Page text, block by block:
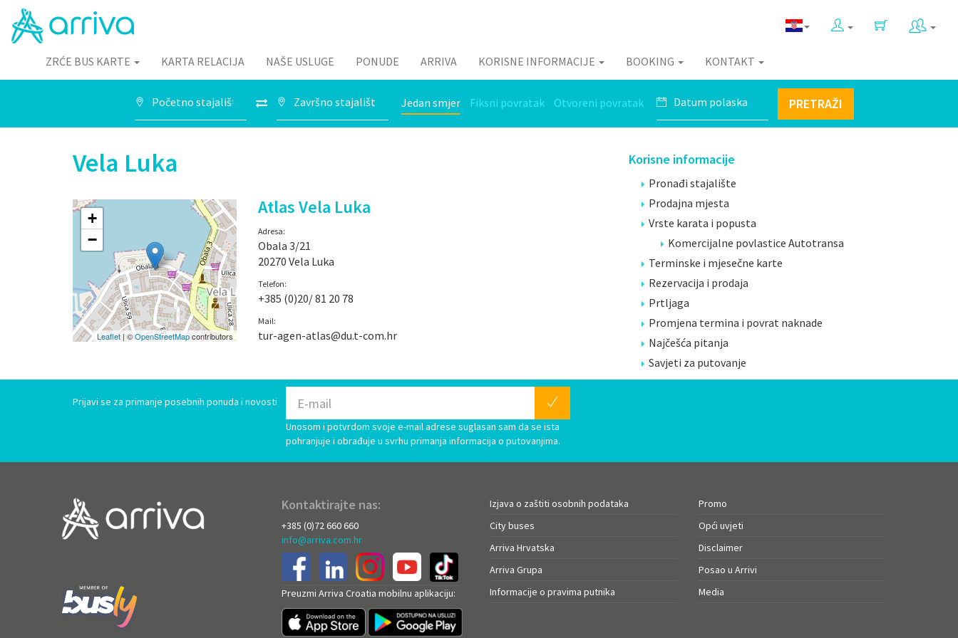
ZRĆE BUS KARTE KARTA RELACIJA NAŠE USLUGE PONUDE ARRIVA KORISNE INFORMACIJE BOOKING KONTAKT
Jedan smjer Fiksni povratak Otvoreni povratak PRETRAŽI
Vela Luka
+
−
Leaflet| ©OpenStreetMapcontributors
Atlas Vela Luka
Adresa:
Obala 3/21
20270 Vela Luka
Telefon:
+385 (0)20/ 81 20 78
Mail:
tur-agen-atlas@du.t-com.hr
Korisne informacije
Pronađi stajalište
Prodajna mjesta
Vrste karata i popusta
Komercijalne povlastice Autotransa
Terminske i mjesečne karte
Rezervacija i prodaja
Prtljaga
Promjena termina i povrat naknade
Najčešća pitanja
Savjeti za putovanje
Prijavi se za primanje posebnih ponuda i novosti
Unosom i potvrdom svoje e-mail adrese suglasan sam da se ista
pohranjuje i obrađuje u svrhu primanja informacija o putovanjima.
Kontaktirajte nas:
+385 (0)72 660 660
info@arriva.com.hr
Preuzmi Arriva Croatia mobilnu aplikaciju:
Izjava o zaštiti osobnih podataka
City buses
Arriva Hrvatska
Arriva Grupa
Informacije o pravima putnika
Promo
Opći uvjeti
Disclaimer
Posao u Arrivi
Media